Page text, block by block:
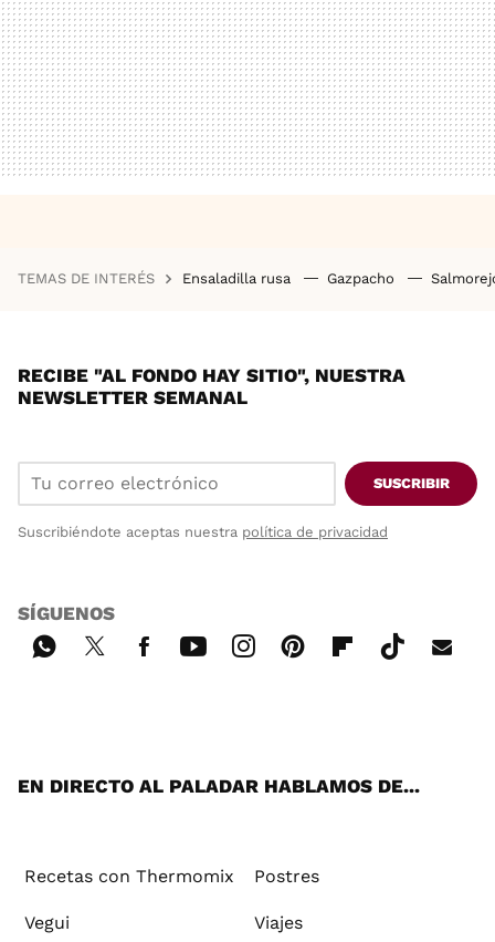
TEMAS DE INTERÉS Ensaladilla rusa Gazpacho
RECIBE "AL FONDO HAY SITIO", NUESTRA
NEWSLETTER SEMANAL
SUSCRIBIR
Suscribiéndote aceptas nuestra política de privacidad
SÍGUENOS
EN DIRECTO AL PALADAR HABLAMOS DE...
Recetas con Thermomix Postres
Vegui Viajes